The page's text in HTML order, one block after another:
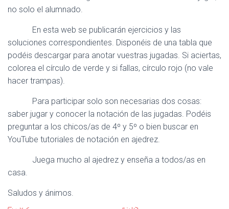
no solo el alumnado.
En esta web se publicarán ejercicios y las
soluciones correspondientes. Disponéis de una tabla que
podéis descargar para anotar vuestras jugadas. Si aciertas,
colorea el círculo de verde y si fallas, círculo rojo (no vale
hacer trampas).
Para participar solo son necesarias dos cosas:
saber jugar y conocer la notación de las jugadas. Podéis
preguntar a los chicos/as de 4º y 5º o bien buscar en
YouTube tutoriales de notación en ajedrez.
Juega mucho al ajedrez y enseña a todos/as en
casa.
Saludos y ánimos.